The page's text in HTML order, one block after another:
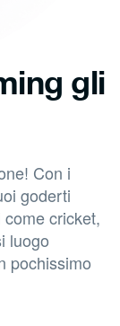
gli
Con i
goderti
cricket,
luogo
pochissimo